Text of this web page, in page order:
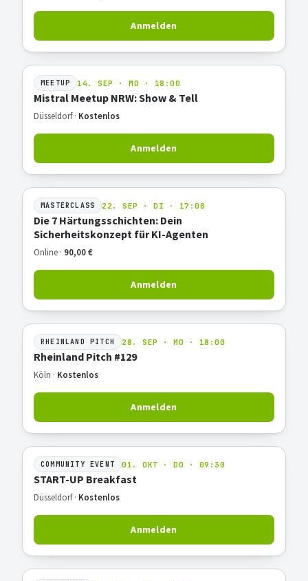
Anmelden
MEETUP 14. SEP · MO · 18:00
Mistral Meetup NRW: Show & Tell
Düsseldorf · Kostenlos
Anmelden
MASTERCLASS 22. SEP · DI · 17:00
Die 7 Härtungsschichten: Dein
Sicherheitskonzept für KI-Agenten
Online · 90,00 €
Anmelden
RHEINLAND PITCH 28. SEP · MO · 18:00
Rheinland Pitch #129
Köln · Kostenlos
Anmelden
COMMUNITY EVENT 01. OKT · DO · 09:30
START-UP Breakfast
Düsseldorf · Kostenlos
Anmelden